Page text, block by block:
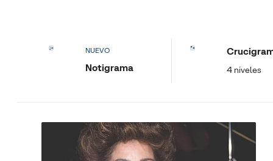
NUEVO
Notigrama 4 niveles